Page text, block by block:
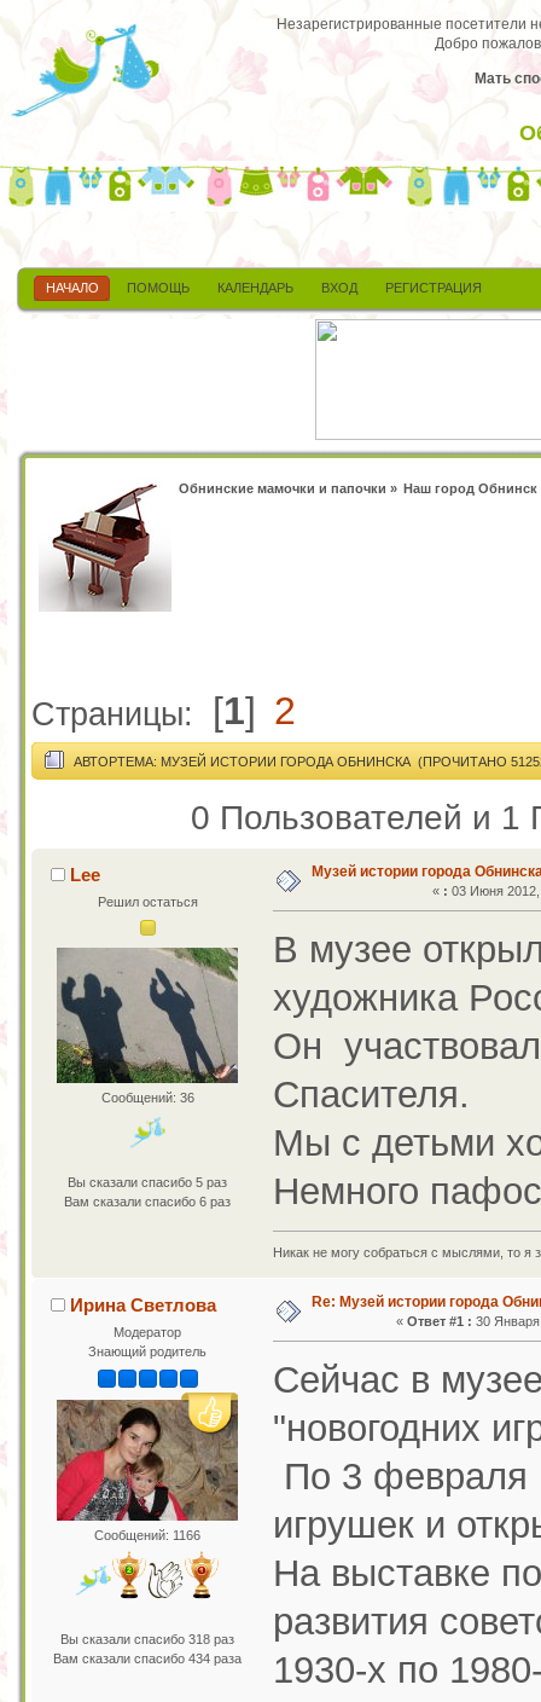
Незарегистрированные посетители
Добро
Мать
НАЧАЛО ПОМОЩЬ КАЛЕНДАРЬ ВХОД РЕГИСТРАЦИЯ
Обнинские мамочки и папочки » Наш город Обнинск
Страницы: [1] 2
АВТОРТЕМА: МУЗЕЙ ИСТОРИИ ГОРОДА ОБНИНСКА (ПРОЧИТАНО
0 Пользователей и 1
Lee
Решил остаться
Сообщений: 36
Вы сказали спасибо 5 раз
Вам сказали спасибо 6 раз
Музей истории города
« : 03 Июня 2012,
В музее
художника
Он
Спасителя.
Мы с детьми
Немного
Никак не могу собраться с мыслями, то я
Ирина Светлова
Модератор
Знающий родитель
Сообщений: 1166
Вы сказали спасибо 318 раз
Вам сказали спасибо 434 раза
Re: Музей истории города
« Ответ #1 : 30
Сейчас в
"новогодних
По 3 февраля
игрушек и
На выставке
развития
1930-х по